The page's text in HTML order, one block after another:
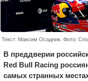
Текст: Максим Осадник. Фото:
В преддверии
Red Bull Racing
самых странных